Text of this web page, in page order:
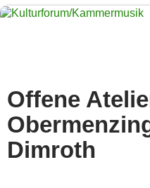
Zum
Offene
Dimroth